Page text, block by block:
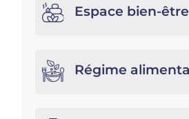
Espace bien-être
Régime